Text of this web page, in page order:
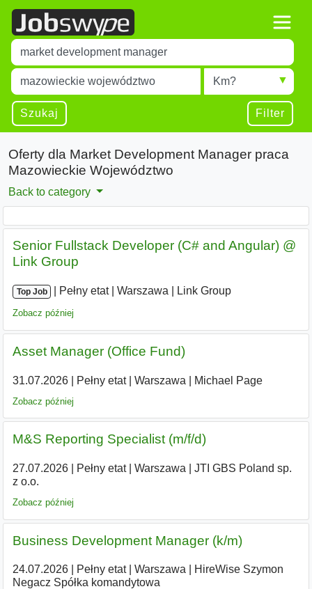
Title
Type 1 or more characters for results.
Miejscowość
Type 1 or more characters for results.
Radius
Szukaj Filter
Oferty dla Market Development Manager praca
Mazowieckie Województwo
Back to category
Senior Fullstack Developer (C# and Angular) @
Link Group
Top Job Pełny etat| Warszawa Link Group
Zobacz później
Asset Manager (Office Fund)
31.07.2026| Pełny etat| Warszawa Michael Page
Zobacz później
M&S Reporting Specialist (m/f/d)
27.07.2026| Pełny etat| Warszawa
JTI GBS Poland sp.
z o.o.
Zobacz później
Business Development Manager (k/m)
24.07.2026| Pełny etat| Warszawa
HireWise Szymon
Negacz Spółka komandytowa